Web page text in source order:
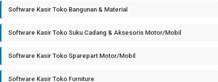
Software Kasir Toko Bangunan & Material
Software Kasir Toko Suku Cadang & Aksesoris Motor/Mobil
Software Kasir Toko Sparepart Motor/Mobil
Software Kasir Toko Furniture